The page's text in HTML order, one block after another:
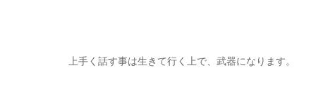
上手く話す事は生きて行く上で、武器になります。